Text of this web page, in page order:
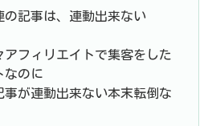
の記事は、連動出来ない
アフィリエイトで集客をした
なのに
事が連動出来ない本末転倒な